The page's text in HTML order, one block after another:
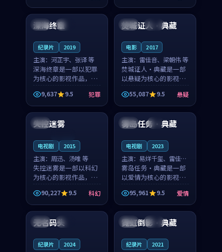
凑，值得推荐观看。
节奏紧凑，值得推荐观
看。
中国 杜比
深海终章
纪录片 2019
主演： 河正宇、张译 等
深海终章是一部以犯罪
为核心的影视作品，围
绕危机、反转与人物成
长展开，整体节奏紧
凑，值得推荐观看。
9,637 9.5 犯罪
法国 院线
焚城证人·典藏
电影 2017
主演： 雷佳音、梁朝伟 等
焚城证人·典藏是一部
以悬疑为核心的影视作
品，围绕危机、反转与
人物成长展开，整体节
奏紧凑，值得推荐观
看。
55,087 9.5 悬疑
英国
失控迷雾
电视剧 2015
主演： 周迅、汤唯 等
失控迷雾是一部以科幻
为核心的影视作品，围
绕危机、反转与人物成
长展开，整体节奏紧
凑，值得推荐观看。
90,227 9.5 科幻
泰国 4K
雾岛任务·典藏
电视剧 2023
主演： 易烊千玺、雷佳音
等
雾岛任务·典藏是一部
以爱情为核心的影视作
品，围绕危机、反转与
人物成长展开，整体节
奏紧凑，值得推荐观
看。
95,961 9.5 爱情
中国 完结
无名码头
纪录片 2024
泰国 完结
霓虹倒影·典藏
纪录片 2021